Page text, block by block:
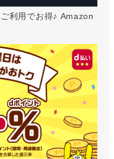
利用でお得♪ Amazon